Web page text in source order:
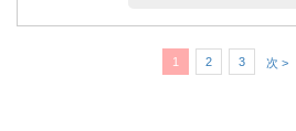
1 2 3 次 >